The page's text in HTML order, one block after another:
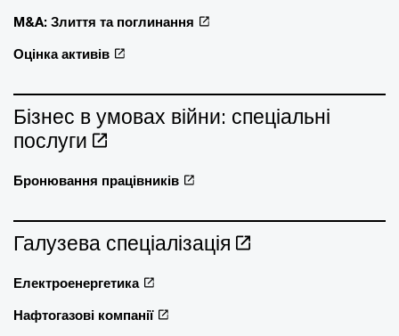
M&A: Злиття та поглинання
Оцінка активів
Бізнес в умовах війни: спеціальні
послуги
Бронювання працівників
Галузева спеціалізація
Електроенергетика
Нафтогазові компанії